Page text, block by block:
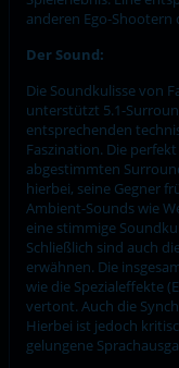
anderen Ego-
Der Sound:
Die Soundkulisse von
unterstützt 5.1-
entsprechenden
Faszination. Die
abgestimmten
hierbei, seine Gegner
Ambient-Sounds wie
eine stimmige
Schließlich sind auch
erwähnen. Die
wie die Spezialeffekte
vertont. Auch die
Hierbei ist jedoch
gelungene